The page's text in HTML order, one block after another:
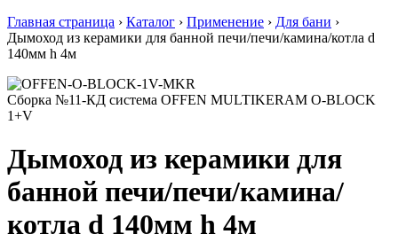
Главная страница › Каталог › Применение › Для бани ›
Дымоход из керамики для банной печи/печи/камина/котла d
140мм h 4м
Сборка №11-КД система OFFEN MULTIKERAM O-BLOCK
1+V
Дымоход из керамики для
банной печи/печи/камина/
котла d 140мм h 4м